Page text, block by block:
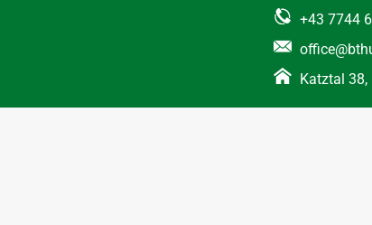
+43 7744
Katztal